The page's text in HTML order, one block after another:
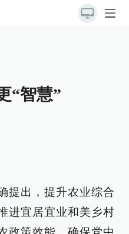
“智慧”
提出，提升农业综合
进宜居宜业和美乡村